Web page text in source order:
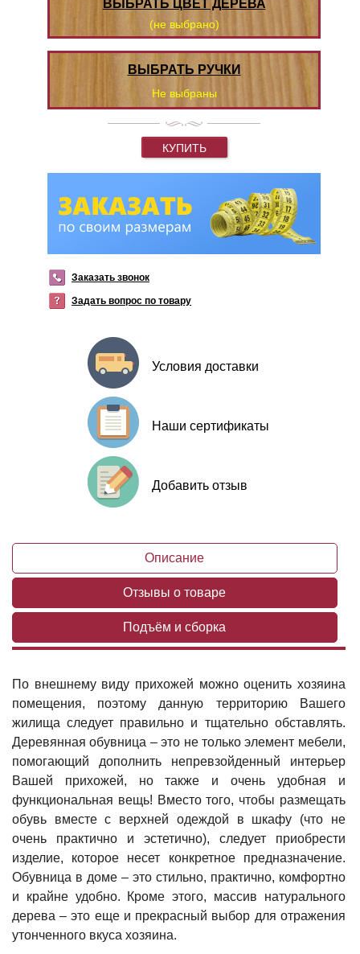
ВЫБРАТЬ ЦВЕТ ДЕРЕВА
(не выбрано)
ВЫБРАТЬ РУЧКИ
Не выбраны
КУПИТЬ
Заказать звонок
Задать вопрос по товару
Условия доставки
Наши сертификаты
Добавить отзыв
Описание
Отзывы о товаре
Подъём и сборка
По внешнему виду прихожей можно оценить хозяина
помещения, поэтому данную территорию Вашего
жилища следует правильно и тщательно обставлять.
Деревянная обувница – это не только элемент мебели,
помогающий дополнить непревзойденный интерьер
Вашей прихожей, но также и очень удобная и
функциональная вещь! Вместо того, чтобы размещать
обувь вместе с верхней одеждой в шкафу (что не
очень практично и эстетично), следует приобрести
изделие, которое несет конкретное предназначение.
Обувница в доме – это стильно, практично, комфортно
и крайне удобно. Кроме этого, массив натурального
дерева – это еще и прекрасный выбор для отражения
утонченного вкуса хозяина.